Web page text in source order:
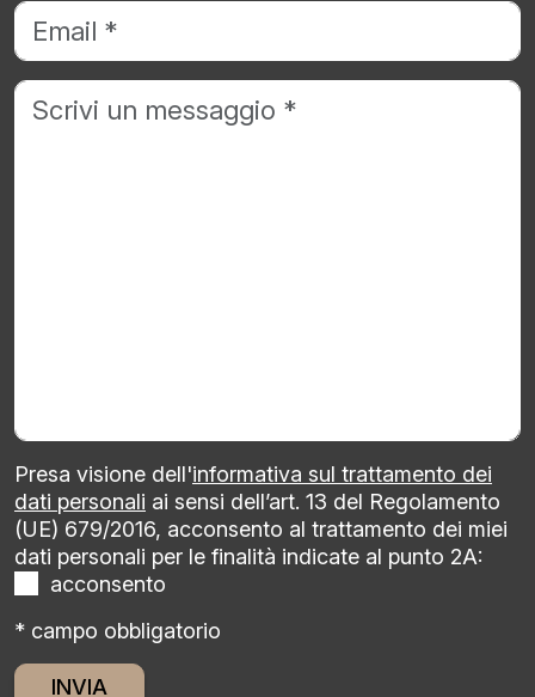
Presa visione dell'informativa sul trattamento dei
dati personali ai sensi dell’art. 13 del Regolamento
(UE) 679/2016, acconsento al trattamento dei miei
dati personali per le finalità indicate al punto 2A:
acconsento
* campo obbligatorio